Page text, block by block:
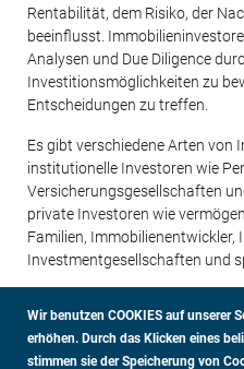
Rentabilität, dem Risiko, der
beeinflusst.
Analysen und Due Diligence
Investitionsmöglichkeiten zu
Entscheidungen zu treffen.
Es gibt verschiedene Arten von
institutionelle Investoren wie
Versicherungsgesellschaften
private Investoren wie
Familien, Immobilienentwickler,
Investmentgesellschaften und
Wir benutzen COOKIES auf unserer
erhöhen. Durch das Klicken eines
stimmen sie der Speicherung von